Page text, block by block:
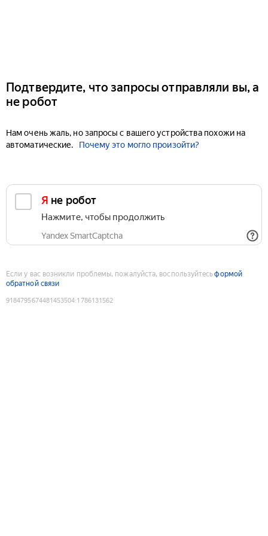
Подтвердите, что запросы отправляли вы, а
не робот
Нам очень жаль, но запросы с вашего устройства похожи на
автоматические.
Почему это могло произойти?
Я не робот
Нажмите, чтобы продолжить
Yandex SmartCaptcha
Если у вас возникли проблемы, пожалуйста, воспользуйтесьформой
обратной связи
9184795674481453504:1786131562